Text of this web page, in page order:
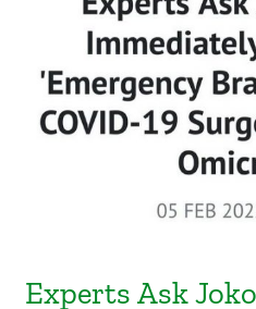
Experts Ask
Pull the
Covid-19 Surge
(VOI, 5
Experts Ask